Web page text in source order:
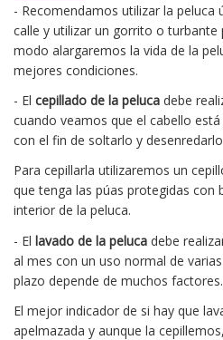
- Recomendamos utilizar la peluca
calle y utilizar un gorrito o turbante
modo alargaremos la vida de la
mejores condiciones.
- El cepillado de la peluca debe
cuando veamos que el cabello
con el fin de soltarlo y
Para cepillarla utilizaremos un
que tenga las púas protegidas con
interior de la peluca.
- El lavado de la peluca debe
al mes con un uso normal de
plazo depende de muchos factores.
El mejor indicador de si hay que
apelmazada y aunque la